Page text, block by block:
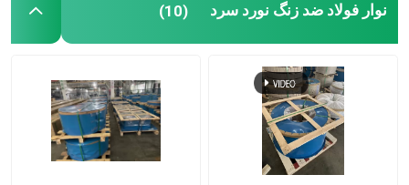
نوار فولاد ضد زنگ نورد سرد (10)